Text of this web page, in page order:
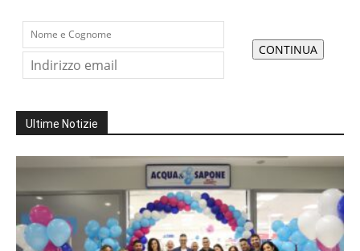
Ultime Notizie